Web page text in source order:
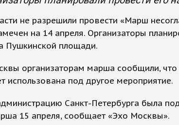
не разрешили провести «Марш
на 14 апреля. Организаторы
Пушкинской площади.
организаторам марша сообщили,
использована под другое мероприятие.
Санкт-Петербурга была
15 апреля, сообщает «Эхо Москвы».